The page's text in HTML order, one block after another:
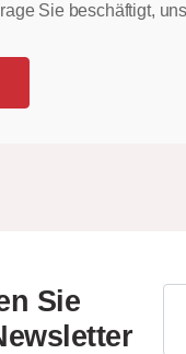
Sie beschäftigt,
Sie